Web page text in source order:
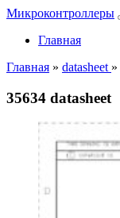
Микроконтроллеры
Главная
Главная » datasheet »
35634 datasheet